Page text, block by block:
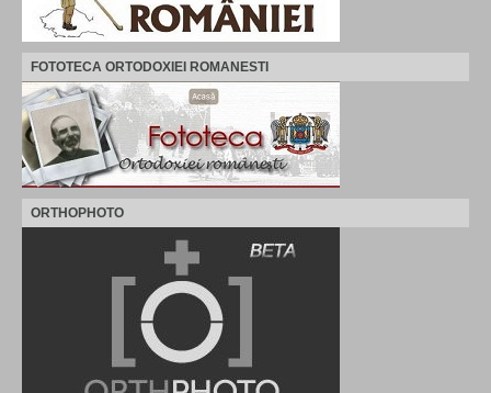
FOTOTECA ORTODOXIEI ROMANESTI
ORTHOPHOTO